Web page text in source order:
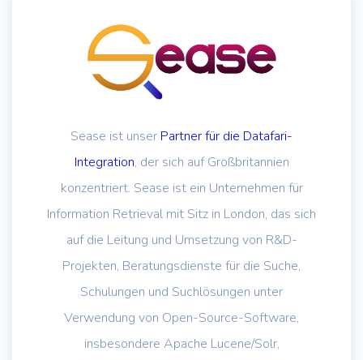
Sease ist unser Partner für die Datafari-
Integration, der sich auf Großbritannien
konzentriert. Sease ist ein Unternehmen für
Information Retrieval mit Sitz in London, das sich
auf die Leitung und Umsetzung von R&D-
Projekten, Beratungsdienste für die Suche,
Schulungen und Suchlösungen unter
Verwendung von Open-Source-Software,
insbesondere Apache Lucene/Solr,